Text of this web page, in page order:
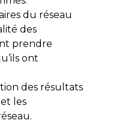
du réseau
des
prendre
ont
des résultats
les